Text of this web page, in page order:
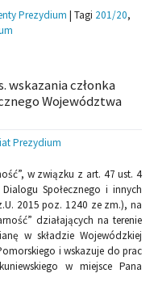
Prezydium Tagi 201/20,
wskazania członka
Województwa
Prezydium
w związku z art. 47 ust. 4
Społecznego i innych
2015 poz. 1240 ze zm.), na
działających na terenie
w składzie Wojewódzkiej
i wskazuje do prac
w miejsce Pana